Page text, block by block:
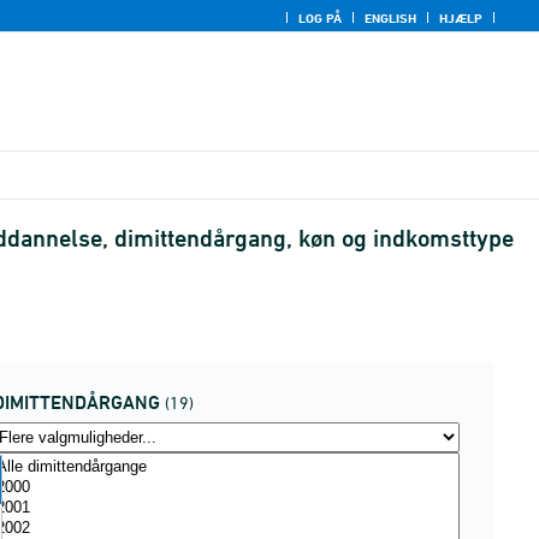
LOG PÅ ENGLISH HJÆLP
dimittendårgang, køn og indkomsttype
(19)